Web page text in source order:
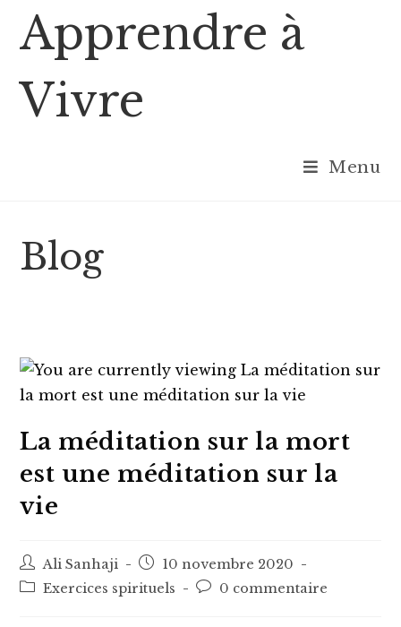
content
Apprendre à
Vivre
Menu
Blog
La méditation sur la mort
est une méditation sur la
vie
Auteur/autrice
de
Ali Sanhaji
Post
published:
10 novembre 2020
PostExercices spirituels
Post0 commentaire